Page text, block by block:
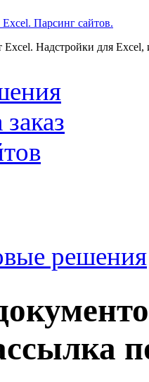
Парсинг сайтов.
Надстройки для Excel,
решения